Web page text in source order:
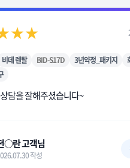
비데 렌탈 BID-S17D 3년약정_패키지
담을 잘해주셨습니다~
○란 고객님
작성